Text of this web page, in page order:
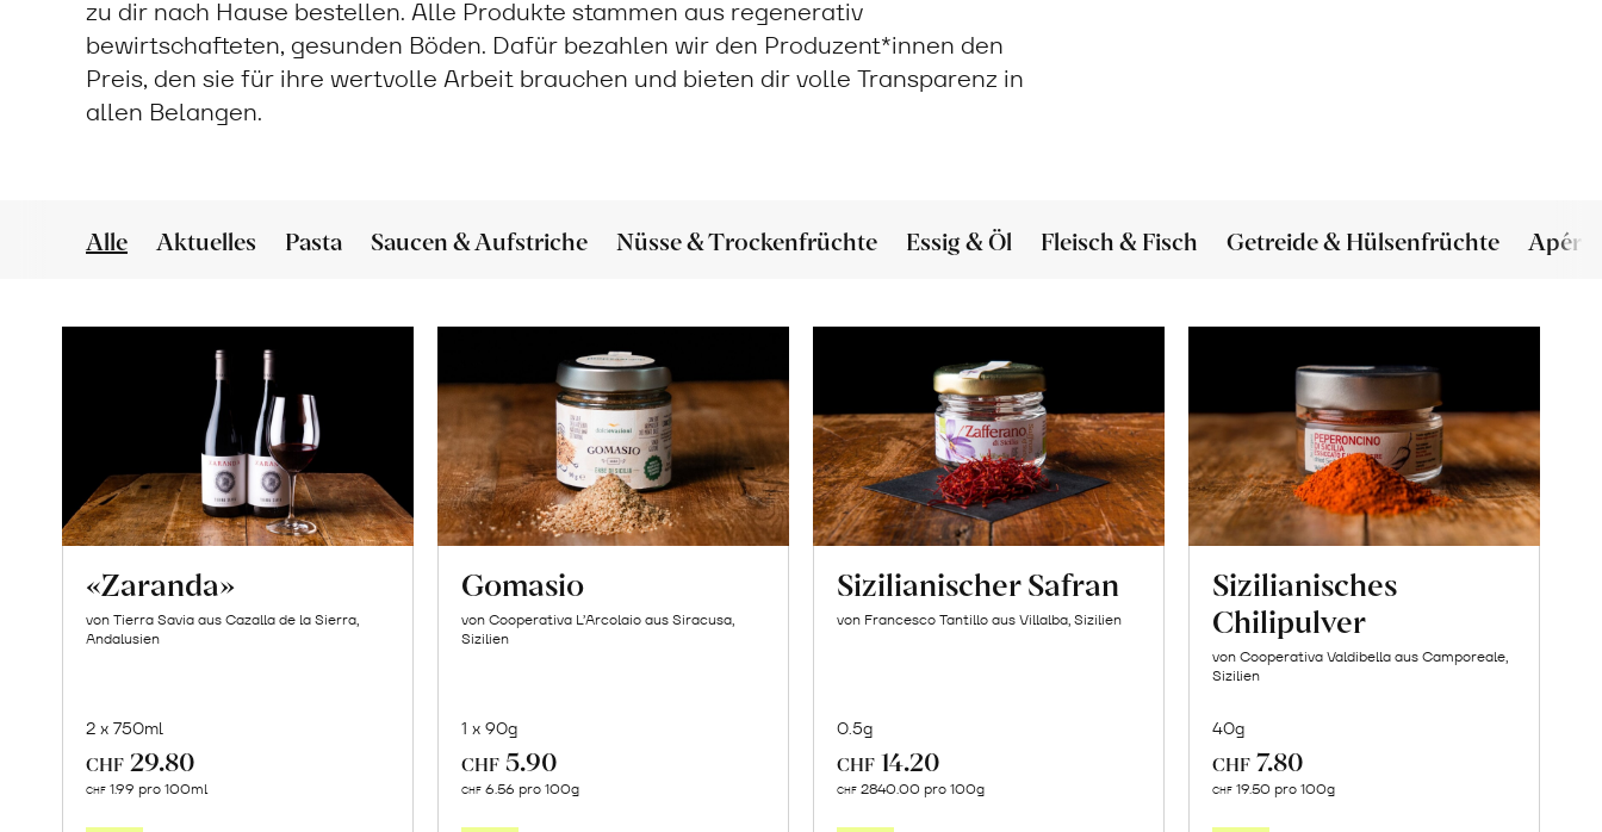
zu dir nach Hause bestellen. Alle Produkte stammen aus regenerativ
bewirtschafteten, gesunden Böden. Dafür bezahlen wir den Produzent*innen den
Preis, den sie für ihre wertvolle Arbeit brauchen und bieten dir volle Transparenz in
allen Belangen.
Alle Aktuelles Pasta Saucen & Aufstriche Nüsse & Trockenfrüchte Essig & Öl Fleisch & Fisch Getreide & Hülsenfrüchte Apéro
«Zaranda»
von Tierra Savia aus Cazalla de la Sierra,
Andalusien
2 x 750ml
CHF 29.80
CHF 1.99 pro 100ml
Gomasio
von Cooperativa L’Arcolaio aus Siracusa,
Sizilien
1 x 90g
CHF 5.90
CHF 6.56 pro 100g
Sizilianischer Safran
von Francesco Tantillo aus Villalba, Sizilien
0.5g
CHF 14.20
CHF 2840.00 pro 100g
Sizilianisches
Chilipulver
von Cooperativa Valdibella aus Camporeale,
Sizilien
40g
CHF 7.80
CHF 19.50 pro 100g